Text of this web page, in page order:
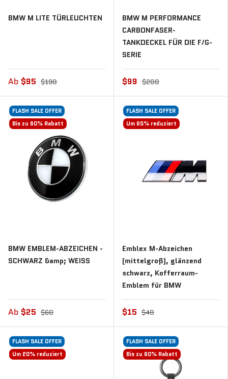
BMW M LITE TÜRLEUCHTEN
Ab $95 $190
BMW M PERFORMANCE
CARBONFASER-
TANKDECKEL FÜR DIE F/G-
SERIE
$99 $200
FLASH SALE OFFER
Bis zu 60% Rabatt
BMW EMBLEM-ABZEICHEN -
SCHWARZ &amp; WEISS
Ab $25 $60
FLASH SALE OFFER
Um 65% reduziert
Emblex M-Abzeichen
(mittelgroß), glänzend
schwarz, Kofferraum-
Emblem für BMW
$15 $40
FLASH SALE OFFER
Um 20% reduziert
FLASH SALE OFFER
Bis zu 60% Rabatt